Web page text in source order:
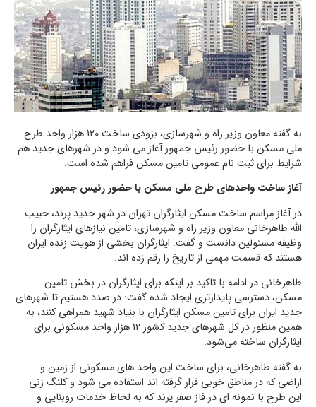
به گفته معاون وزیر راه و شهرسازی، بزودی ساخت 120 هزار واحد طرح
ملی مسکن با حضور رئیس جمهور آغاز می شود و در شهرهای جدید هم
شرایط برای ثبت نام عمومی تامین مسکن فراهم شده است.
آغاز ساخت واحدهای طرح ملی مسکن با حضور رئیس جمهور
در آغاز مراسم ساخت مسکن ایثارگران تهران در شهر جدید پرند، حبیب
الله طاهرخانی معاون وزیر راه و شهرسازی، تامین نیازهای ایثارگران را
وظیفه مسئولین دانست و گفت: ایثارگران بخشی از هویت زنده ایران
هستند که قسمت مهمی از تاریخ را رقم زده اند.
طاهرخانی در ادامه با تاکید بر اینکه برای ایثارگران در بخش تامین
مسکن، دسترسی پایدارتری ایجاد شده گفت: در صدد هستیم تا شهرهای
جدید ایران برای تامین مسکن ایثارگران با بنیاد شهید همراهی کنند، به
همین منظور در کل شهرهای جدید کشور 12 هزار واحد مسکونی برای
ایثارگران ساخته می‌شود.
به گفته طاهرخانی، برای ساخت این واحد های مسکونی از زمین و
اراضی که در مناطق خوبی قرار گرفته اند استفاده می شود و کلنگ زنی
این طرح با نمونه ای در فاز صفر پرند که به لحاظ خدمات روبنایی و